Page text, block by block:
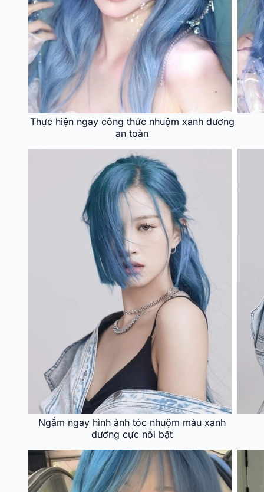
Thực hiện ngay công thức nhuộm xanh dương
an toàn
Ngắm ngay hình ảnh tóc nhuộm màu xanh
dương cực nổi bật